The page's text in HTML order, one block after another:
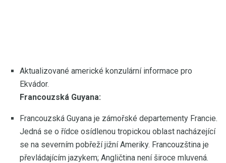
Aktualizované americké konzulární informace pro
Ekvádor.
Francouzská Guyana:
Francouzská Guyana je zámořské departementy Francie.
Jedná se o řídce osídlenou tropickou oblast nacházející
se na severním pobřeží jižní Ameriky. Francouzština je
převládajícím jazykem; Angličtina není široce mluvená.